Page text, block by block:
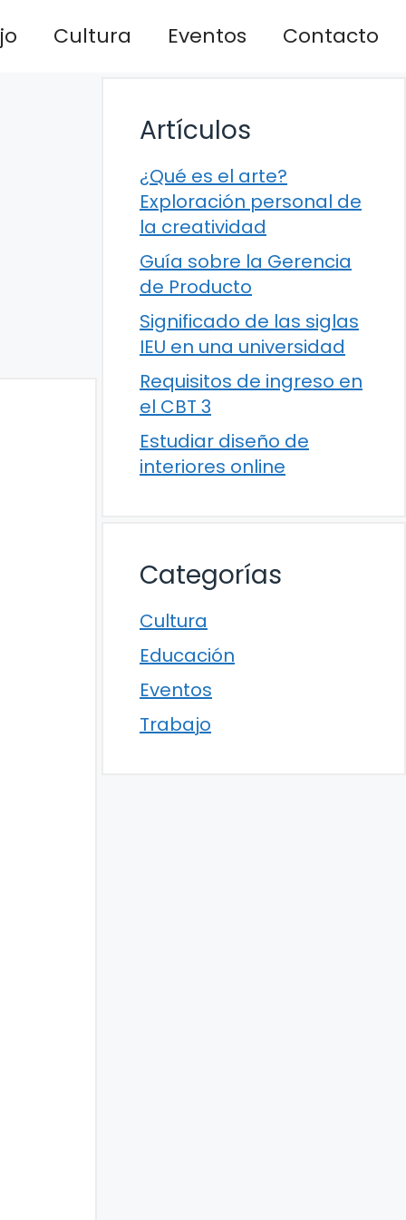
Cultura Eventos Contacto
Artículos
¿Qué es el arte?
Exploración personal de
la creatividad
Guía sobre la Gerencia
de Producto
Significado de las siglas
IEU en una universidad
Requisitos de ingreso en
el CBT 3
Estudiar diseño de
interiores online
Categorías
Cultura
Educación
Eventos
Trabajo